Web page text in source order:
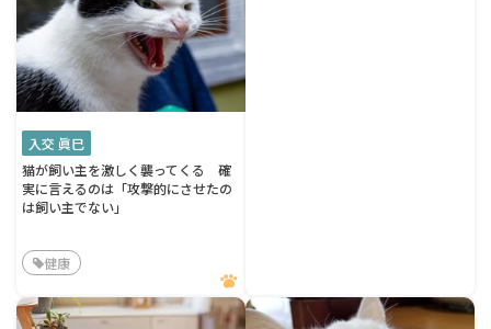
入交 眞巳
猫が飼い主を激しく襲ってくる 確
実に言えるのは「攻撃的にさせたの
は飼い主でない」
健康